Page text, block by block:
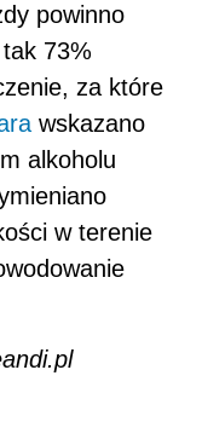
powinno
73%
za które
wskazano
alkoholu
w terenie